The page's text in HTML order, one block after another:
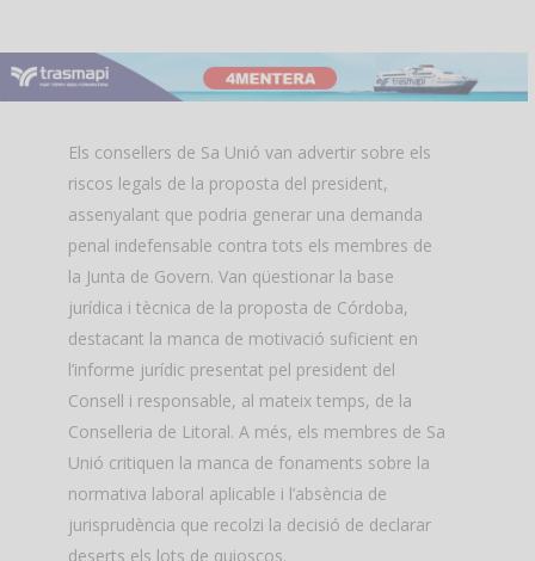
Els consellers de Sa Unió van advertir sobre els
riscos legals de la proposta del president,
assenyalant que podria generar una demanda
penal indefensable contra tots els membres de
la Junta de Govern. Van qüestionar la base
jurídica i tècnica de la proposta de Córdoba,
destacant la manca de motivació suficient en
l’informe jurídic presentat pel president del
Consell i responsable, al mateix temps, de la
Conselleria de Litoral. A més, els membres de Sa
Unió critiquen la manca de fonaments sobre la
normativa laboral aplicable i l’absència de
jurisprudència que recolzi la decisió de declarar
deserts els lots de quioscos.